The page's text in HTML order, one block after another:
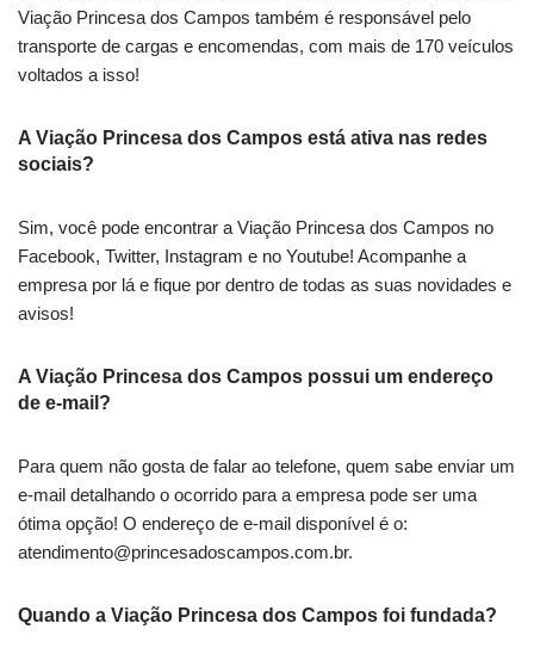
Viação Princesa dos Campos também é responsável pelo
transporte de cargas e encomendas, com mais de 170 veículos
voltados a isso!
A Viação Princesa dos Campos está ativa nas redes
sociais?
Sim, você pode encontrar a Viação Princesa dos Campos no
Facebook, Twitter, Instagram e no Youtube! Acompanhe a
empresa por lá e fique por dentro de todas as suas novidades e
avisos!
A Viação Princesa dos Campos possui um endereço
de e-mail?
Para quem não gosta de falar ao telefone, quem sabe enviar um
e-mail detalhando o ocorrido para a empresa pode ser uma
ótima opção! O endereço de e-mail disponível é o:
atendimento@princesadoscampos.com.br.
Quando a Viação Princesa dos Campos foi fundada?